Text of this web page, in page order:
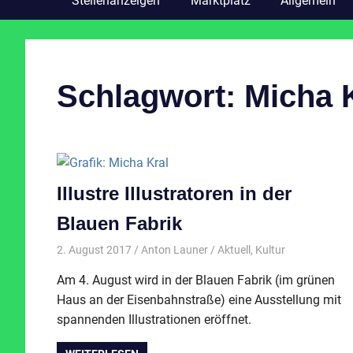
Schlagwort: Micha
Illustre Illustratoren in der
Blauen Fabrik
2. August 2017 Anton Launer Aktuell , Kultur
Am 4. August wird in der Blauen Fabrik (im grünen
Haus an der Eisenbahnstraße) eine Ausstellung mit
spannenden Illustrationen eröffnet.